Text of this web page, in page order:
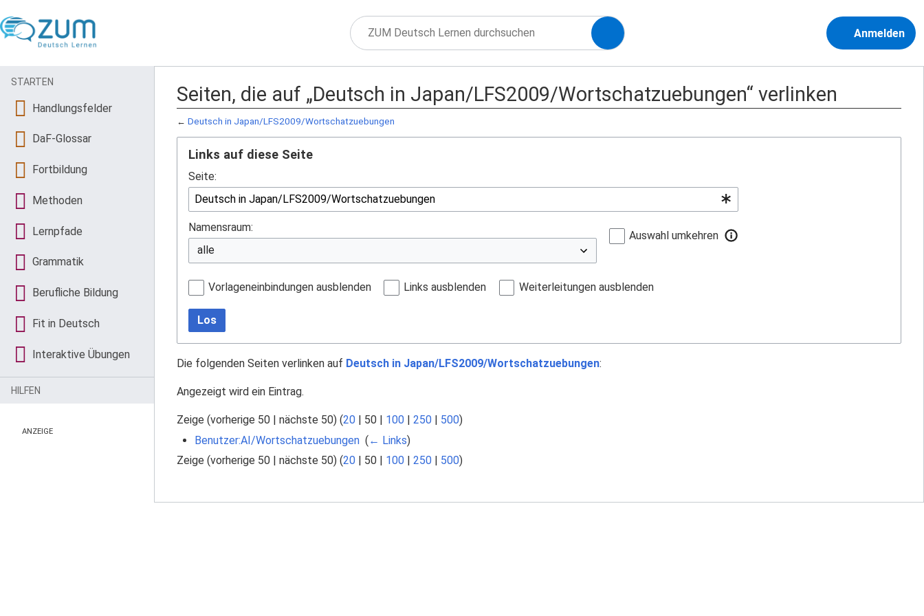
Anmelden
Seiten, die auf „Deutsch in Japan/LFS2009/Wortschatzuebungen“ verlinken
← Deutsch in Japan/LFS2009/Wortschatzuebungen
Links auf diese Seite
Seite:
Namensraum:
Auswahl umkehren
Vorlageneinbindungen ausblenden Links ausblenden Weiterleitungen ausblenden
Los
Die folgenden Seiten verlinken auf Deutsch in Japan/LFS2009/Wortschatzuebungen:
Angezeigt wird ein Eintrag.
Zeige (vorherige 50 nächste 50) (20 50 100 250 500)
Benutzer:AI/Wortschatzuebungen‎ ( ← Links)
Zeige (vorherige 50 nächste 50) (20 50 100 250 500)
STARTEN
Handlungsfelder
DaF-Glossar
Fortbildung
Methoden
Lernpfade
Grammatik
Berufliche Bildung
Fit in Deutsch
Interaktive Übungen
HILFEN
ANZEIGE